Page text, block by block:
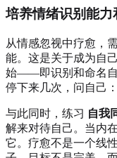
培养情绪识别能力
从情感忽视中疗愈，
能。这是关于成为自
始——即识别和命名自
停下来几次，问自己
与此同时，练习 自我
解来对待自己。当内
它。疗愈不是一个线